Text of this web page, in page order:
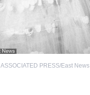
ASSOCIATED PRESS/East News